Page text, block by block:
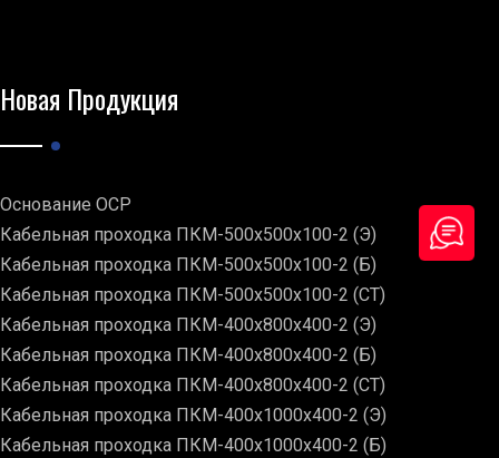
Новая Продукция
Основание ОСР
Кабельная проходка ПКМ-500х500х100-2 (Э)
Кабельная проходка ПКМ-500х500х100-2 (Б)
Кабельная проходка ПКМ-500х500х100-2 (СТ)
Кабельная проходка ПКМ-400х800х400-2 (Э)
Кабельная проходка ПКМ-400х800х400-2 (Б)
Кабельная проходка ПКМ-400х800х400-2 (СТ)
Кабельная проходка ПКМ-400х1000х400-2 (Э)
Кабельная проходка ПКМ-400х1000х400-2 (Б)